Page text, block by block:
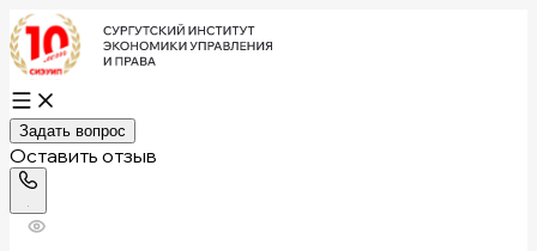
Задать вопрос
Оставить отзыв